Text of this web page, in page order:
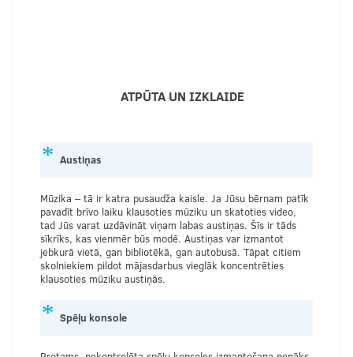
ATPŪTA UN IZKLAIDE
Austiņas
Mūzika – tā ir katra pusaudža kaisle. Ja Jūsu bērnam patīk
pavadīt brīvo laiku klausoties mūziku un skatoties video,
tad Jūs varat uzdāvināt viņam labas austiņas. Šīs ir tāds
sīkrīks, kas vienmēr būs modē. Austiņas var izmantot
jebkurā vietā, gan bibliotēkā, gan autobusā. Tāpat citiem
skolniekiem pildot mājasdarbus vieglāk koncentrēties
klausoties mūziku austiņās.
Spēļu konsole